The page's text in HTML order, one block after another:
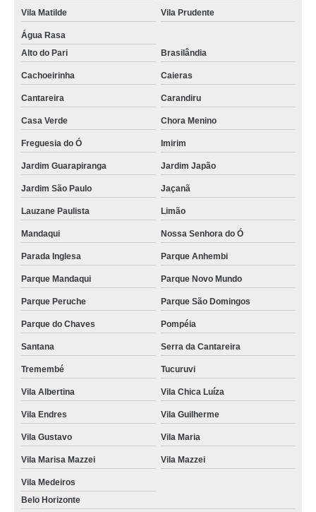
Vila Matilde Vila Prudente
Água Rasa
Alto do Pari
Brasilândia
Cachoeirinha Caieras
Cantareira Carandiru
Casa Verde Chora Menino
Freguesia do Ó Imirim
Jardim Guarapiranga Jardim Japão
Jardim São Paulo Jaçanã
Lauzane Paulista Limão
Mandaqui Nossa Senhora do Ó
Parada Inglesa Parque Anhembi
Parque Mandaqui Parque Novo Mundo
Parque Peruche Parque São Domingos
Parque do Chaves Pompéia
Santana Serra da Cantareira
Tremembé Tucuruvi
Vila Albertina Vila Chica Luíza
Vila Endres Vila Guilherme
Vila Gustavo Vila Maria
Vila Marisa Mazzei Vila Mazzei
Vila Medeiros
Belo Horizonte